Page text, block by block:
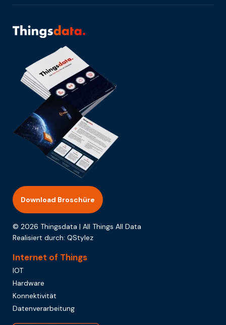
Download Broschüre
© 2026 Thingsdata | All Things All Data
Realisiert durch: QStylez
Internet of Things
IOT
Hardware
Konnektivität
Datenverarbeitung